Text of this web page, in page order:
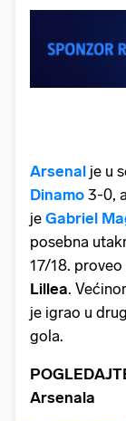
Arsenal je u
Dinamo 3-0,
je Gabriel
posebna
17/18.
Lillea.
je igrao u
gola.
Arsenala